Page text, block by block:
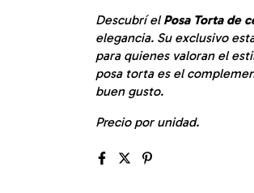
Descubrí elPosa Torta de
elegancia. Su exclusivo
para quienes valoran el
posa torta es el
buen gusto.
Precio por unidad.